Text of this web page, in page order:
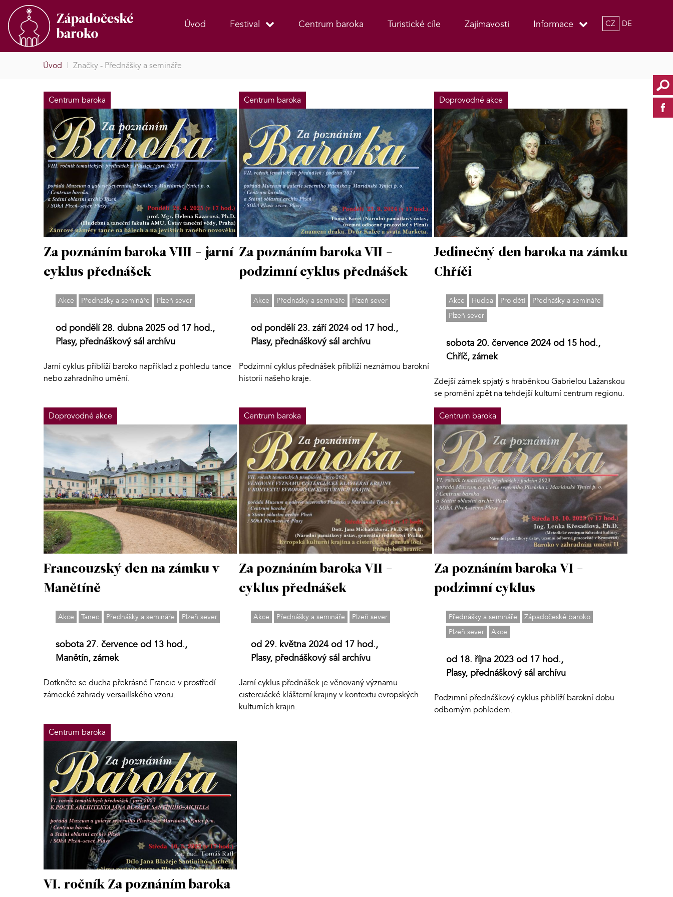
Úvod Festival Centrum baroka Turistické cíle Zajímavosti Informace CZ DE
Úvod | Značky - Přednášky a semináře
Centrum baroka
Za poznáním baroka VIII - jarní
cyklus přednášek
Akce Přednášky a semináře Plzeň sever
od pondělí 28. dubna 2025 od 17 hod.,
Plasy, přednáškový sál archívu
Jarní cyklus přiblíží baroko například z pohledu tance
nebo zahradního umění.
Centrum baroka
Za poznáním baroka VII -
podzimní cyklus přednášek
Akce Přednášky a semináře Plzeň sever
od pondělí 23. září 2024 od 17 hod.,
Plasy, přednáškový sál archívu
Podzimní cyklus přednášek přiblíží neznámou barokní
historii našeho kraje.
Doprovodné akce
Jedinečný den baroka na zámku
Chříči
Akce Hudba Pro děti
Přednášky a semináře
Plzeň sever
sobota 20. července 2024 od 15 hod.,
Chříč, zámek
Zdejší zámek spjatý s hraběnkou Gabrielou Lažanskou
se promění zpět na tehdejší kulturní centrum regionu.
Doprovodné akce
Francouzský den na zámku v
Manětíně
Akce Tanec Přednášky a semináře Plzeň sever
sobota 27. července od 13 hod.,
Manětín, zámek
Dotkněte se ducha překrásné Francie v prostředí
zámecké zahrady versaillského vzoru.
Centrum baroka
Za poznáním baroka VII -
cyklus přednášek
Akce Přednášky a semináře Plzeň sever
od 29. května 2024 od 17 hod.,
Plasy, přednáškový sál archívu
Jarní cyklus přednášek je věnovaný významu
cisterciácké klášterní krajiny v kontextu evropských
kulturních krajin.
Centrum baroka
Za poznáním baroka VI -
podzimní cyklus
Přednášky a semináře
Západočeské baroko
Plzeň sever
Akce
od 18. října 2023 od 17 hod.,
Plasy, přednáškový sál archívu
Podzimní přednáškový cyklus přiblíží barokní dobu
odborným pohledem.
Centrum baroka
VI. ročník Za poznáním baroka